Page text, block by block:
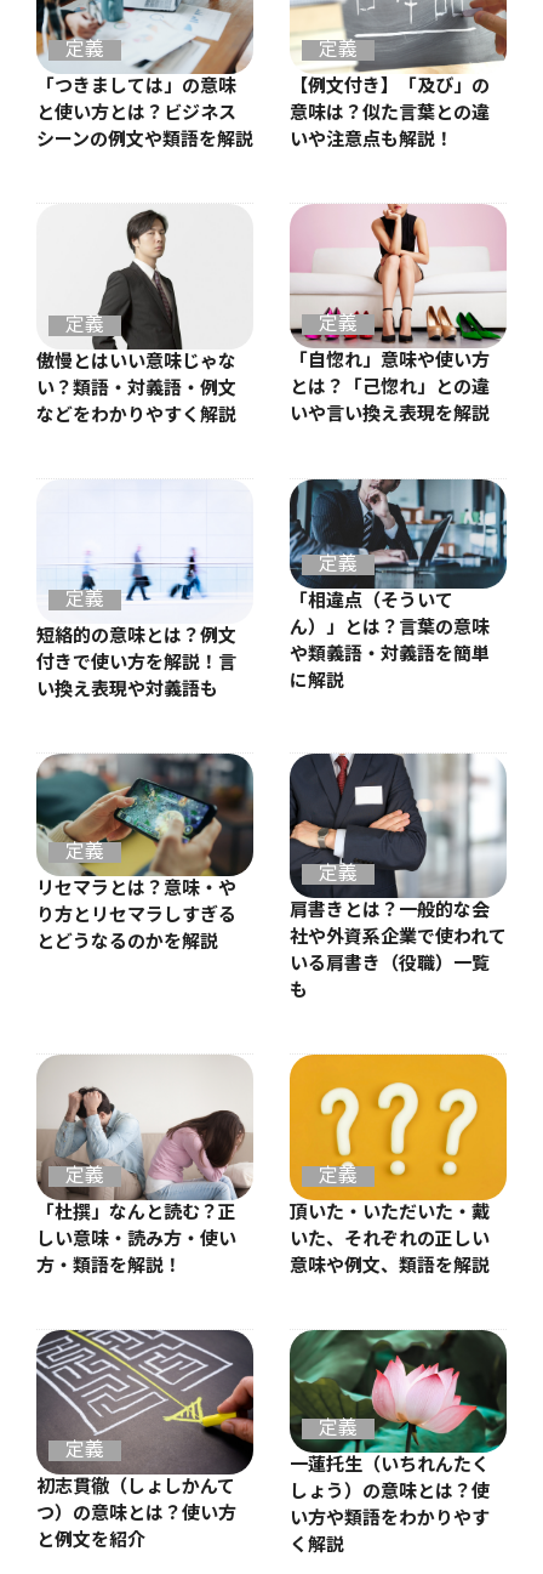
定義
「つきましては」の意味
と使い方とは？ビジネス
シーンの例文や類語を解説
定義
【例文付き】「及び」の
意味は？似た言葉との違
いや注意点も解説！
定義
傲慢とはいい意味じゃな
い？類語・対義語・例文
などをわかりやすく解説
定義
「自惚れ」意味や使い方
とは？「己惚れ」との違
いや言い換え表現を解説
定義
短絡的の意味とは？例文
付きで使い方を解説！言
い換え表現や対義語も
定義
「相違点（そういて
ん）」とは？言葉の意味
や類義語・対義語を簡単
に解説
定義
リセマラとは？意味・や
り方とリセマラしすぎる
とどうなるのかを解説
定義
肩書きとは？一般的な会
社や外資系企業で使われて
いる肩書き（役職）一覧
も
定義
「杜撰」なんと読む？正
しい意味・読み方・使い
方・類語を解説！
定義
頂いた・いただいた・戴
いた、それぞれの正しい
意味や例文、類語を解説
定義
初志貫徹（しょしかんて
つ）の意味とは？使い方
と例文を紹介
定義
一蓮托生（いちれんたく
しょう）の意味とは？使
い方や類語をわかりやす
く解説